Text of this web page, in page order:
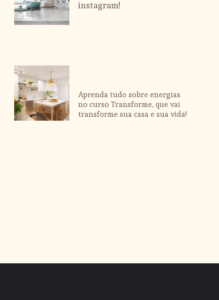
instagram!
Aprenda tudo sobre energias
no curso Transforme, que vai
transforme sua casa e sua vida!